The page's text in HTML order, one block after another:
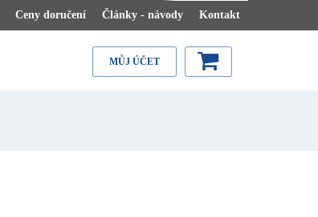
Ceny doručení Články - návody Kontakt
MŮJ ÚČET